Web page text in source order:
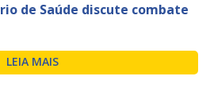
de Saúde discute combate
LEIA MAIS